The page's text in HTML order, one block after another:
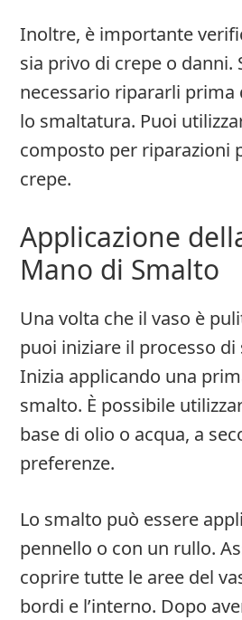
Inoltre, è importante
sia privo di crepe o danni.
necessario ripararli prima
lo smaltatura. Puoi
composto per riparazioni
crepe.
Applicazione
Mano di Smalto
Una volta che il vaso è
puoi iniziare il processo
Inizia applicando una
smalto. È possibile
base di olio o acqua, a
preferenze.
Lo smalto può essere
pennello o con un rullo.
coprire tutte le aree del
bordi e l’interno. Dopo